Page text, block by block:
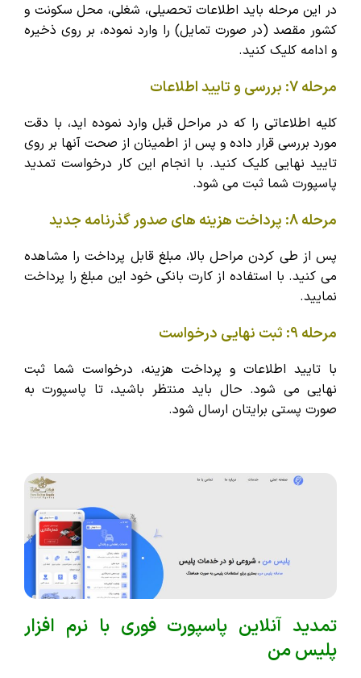
در این مرحله باید اطلاعات تحصیلی، شغلی، محل سکونت و
کشور مقصد (در صورت تمایل) را وارد نموده، بر روی ذخیره
و ادامه کلیک کنید.
مرحله 7: بررسی و تایید اطلاعات
کلیه اطلاعاتی را که در مراحل قبل وارد نموده اید، با دقت
مورد بررسی قرار داده و پس از اطمینان از صحت آنها بر روی
تایید نهایی کلیک کنید. با انجام این کار درخواست تمدید
پاسپورت شما ثبت می شود.
مرحله 8: پرداخت هزینه های صدور گذرنامه جدید
پس از طی کردن مراحل بالا، مبلغ قابل پرداخت را مشاهده
می کنید. با استفاده از کارت بانکی خود این مبلغ را پرداخت
نمایید.
مرحله 9: ثبت نهایی درخواست
با تایید اطلاعات و پرداخت هزینه، درخواست شما ثبت
نهایی می شود. حال باید منتظر باشید، تا پاسپورت به
صورت پستی برایتان ارسال شود.
تمدید آنلاین پاسپورت فوری با نرم افزار
پلیس من